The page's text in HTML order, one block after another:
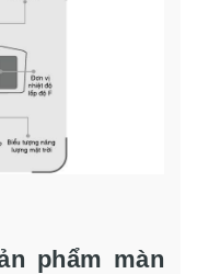
phẩm màn